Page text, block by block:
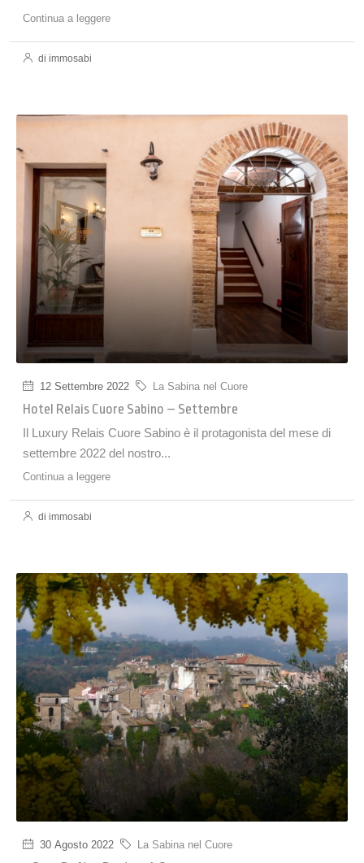
Continua a leggere
di immosabi
12 Settembre 2022 La Sabina nel Cuore
Hotel Relais Cuore Sabino – Settembre
Il Luxury Relais Cuore Sabino è il protagonista del mese di
settembre 2022 del nostro...
Continua a leggere
di immosabi
30 Agosto 2022 La Sabina nel Cuore